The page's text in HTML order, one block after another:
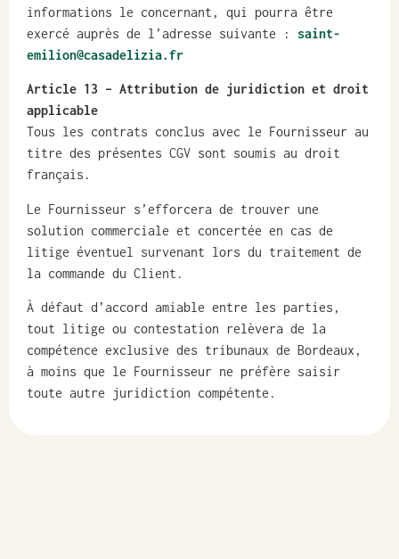
informations le concernant, qui pourra être
exercé auprès de l’adresse suivante : saint-
emilion@casadelizia.fr
Article 13 – Attribution de juridiction et droit
applicable
Tous les contrats conclus avec le Fournisseur au
titre des présentes CGV sont soumis au droit
français.
Le Fournisseur s’efforcera de trouver une
solution commerciale et concertée en cas de
litige éventuel survenant lors du traitement de
la commande du Client.
À défaut d’accord amiable entre les parties,
tout litige ou contestation relèvera de la
compétence exclusive des tribunaux de Bordeaux,
à moins que le Fournisseur ne préfère saisir
toute autre juridiction compétente.